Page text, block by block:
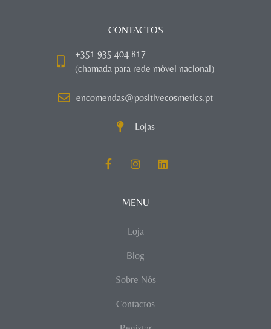
CONTACTOS
+351 935 404 817
(chamada para rede móvel nacional)
encomendas@positivecosmetics.pt
Lojas
MENU
Loja
Blog
Sobre Nós
Contactos